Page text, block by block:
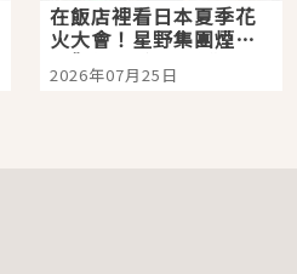
在飯店裡看日本夏季花
火大會！星野集團煙火
景觀飯店6選，讓你不用
人擠人悠閒欣賞
2026年07月25日